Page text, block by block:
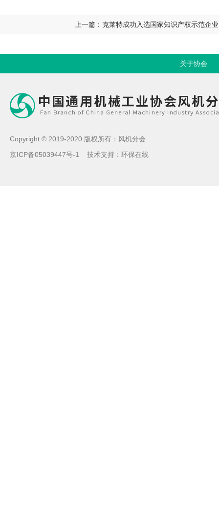
上一篇：克莱特成功入选国家知识产权示范企业
关于协会
Copyright © 2019-2020 版权所有：风机分会
京ICP备05039447号-1
技术支持： 环保在线